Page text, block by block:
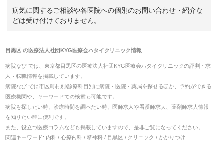
病気に関するご相談や各医院への個別のお問い合わせ・紹介な
どは受け付けておりません。
目黒区 の医療法人社団KYG医療会ハタイクリニック情報
病院なび では、 東京都目黒区の医療法人社団KYG医療会ハタイクリニックの評判・求
人・転職情報を掲載しています。
病院なび では市区町村別/診療科目別に病院・医院・薬局を探せるほか、予約ができる
医療機関や、キーワードでの検索も可能です。
病院を探したい時、診療時間を調べたい時、医師求人や看護師求人、薬剤師求人情報
を知りたい時に便利です。
また、役立つ医療コラムなども掲載していますので、是非ご覧になってください。
関連キーワード: 内科 / 心療内科 / 精神科 / 目黒区 / クリニック / かかりつけ